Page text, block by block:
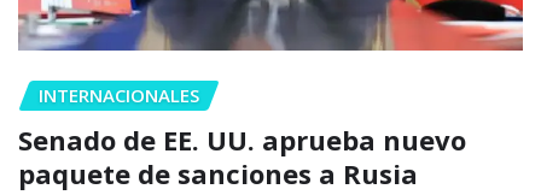
INTERNACIONALES
Senado de EE. UU. aprueba nuevo
paquete de sanciones a Rusia